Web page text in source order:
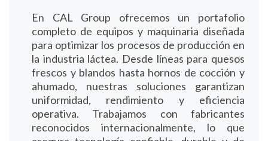
En CAL Group ofrecemos un portafolio
completo de equipos y maquinaria diseñada
para optimizar los procesos de producción en
la industria láctea. Desde líneas para quesos
frescos y blandos hasta hornos de cocción y
ahumado, nuestras soluciones garantizan
uniformidad, rendimiento y eficiencia
operativa. Trabajamos con fabricantes
reconocidos internacionalmente, lo que